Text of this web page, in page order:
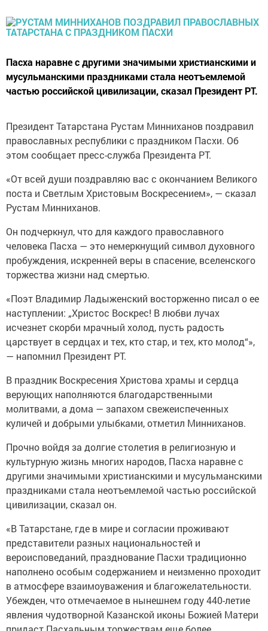
Пасха наравне с другими значимыми христианскими и
мусульманскими праздниками стала неотъемлемой
частью российской цивилизации, сказал Президент РТ.
Президент Татарстана Рустам Минниханов поздравил
православных республики с праздником Пасхи. Об
этом сообщает пресс-служба Президента РТ.
«От всей души поздравляю вас с окончанием Великого
поста и Светлым Христовым Воскресением», — сказал
Рустам Минниханов.
Он подчеркнул, что для каждого православного
человека Пасха — это немеркнущий символ духовного
пробуждения, искренней веры в спасение, вселенского
торжества жизни над смертью.
«Поэт Владимир Ладыженский восторженно писал о ее
наступлении: „Христос Воскрес! В любви лучах
исчезнет скорби мрачный холод, пусть радость
царствует в сердцах и тех, кто стар, и тех, кто молод“»,
— напомнил Президент РТ.
В праздник Воскресения Христова храмы и сердца
верующих наполняются благодарственными
молитвами, а дома — запахом свежеиспеченных
куличей и добрыми улыбками, отметил Минниханов.
Прочно войдя за долгие столетия в религиозную и
культурную жизнь многих народов, Пасха наравне с
другими значимыми христианскими и мусульманскими
праздниками стала неотъемлемой частью российской
цивилизации, сказал он.
«В Татарстане, где в мире и согласии проживают
представители разных национальностей и
вероисповеданий, празднование Пасхи традиционно
наполнено особым содержанием и неизменно проходит
в атмосфере взаимоуважения и благожелательности.
Убежден, что отмечаемое в нынешнем году 440-летие
явления чудотворной Казанской иконы Божией Матери